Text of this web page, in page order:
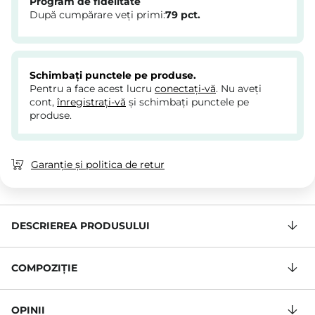
După cumpărare veți primi:79 pct.
Schimbați punctele pe produse.
Pentru a face acest lucru conectați-vă. Nu aveți
cont, înregistrați-vă și schimbați punctele pe
produse.
Garanție și politica de retur
DESCRIEREA PRODUSULUI
COMPOZIŢIE
OPINII